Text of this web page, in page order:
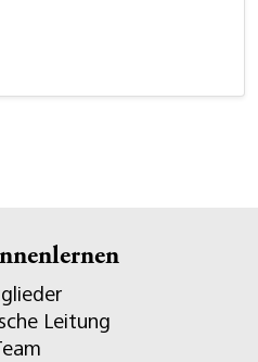
Leitung